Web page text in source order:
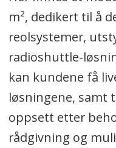
m², dedikert til å
reolsystemer,
radioshuttle-
kan kundene få
løsningene, samt
oppsett etter
rådgivning og